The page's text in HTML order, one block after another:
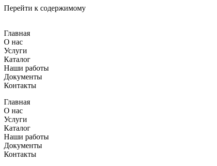
Перейти к содержимому
Главная
О нас
Услуги
Каталог
Наши работы
Документы
Контакты
Главная
О нас
Услуги
Каталог
Наши работы
Документы
Контакты